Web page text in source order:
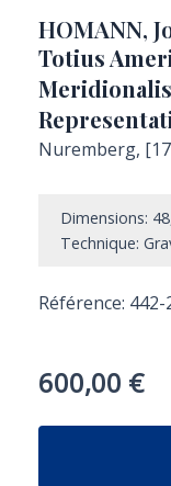
HOMANN,
Totius
Nuremberg,
Dimensions:
Technique:
Référence: 442-
600,00 €